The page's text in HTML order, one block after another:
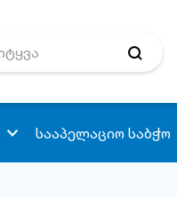
სააპელაციო საბჭო